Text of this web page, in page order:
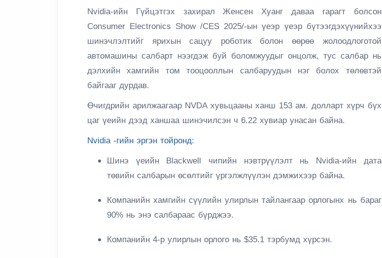
Nvidia-ийн Гүйцэтгэх захирал Женсен Хуангдаваа гарагт болсон
Consumer Electronics Show /CES 2025/-ын үеэр үеэр бүтээгдэхүүнийхээ
шинэчлэлтийг ярихын сацуу роботик болон өөрөө жолоодлоготой
автомашины салбарт нээгдэж буй боломжуудыг онцолж, тус салбар нь
дэлхийн хамгийн том тооцооллын салбаруудын нэг болох төлөвтэй
байгааг дурдав.
Өчигдрийн арилжаагаар NVDA хувьцааны ханш 153 ам. долларт хүрч бүх
цаг үеийн дээд ханшаа шинэчилсэн ч 6.22 хувиар унасан байна.
Nvidia -гийн эргэн тойронд:
Шинэ үеийн Blackwell чипийн нэвтрүүлэлт нь Nvidia-ийн дата
төвийн салбарын өсөлтийг үргэлжлүүлэн дэмжихээр байна.
Компанийн хамгийн сүүлийн улирлын тайлангаар орлогынх нь бараг
90% нь энэ салбараас бүрджээ.
Компанийн 4-р улирлын орлого нь $35.1 тэрбумд хүрсэн.